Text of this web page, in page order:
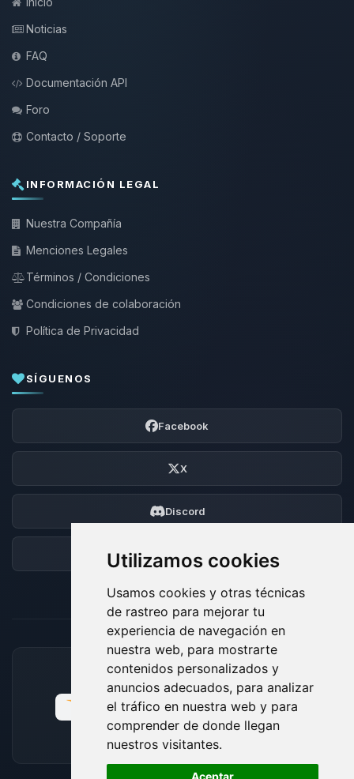
Utilizamos cookies
Usamos cookies y otras técnicas
de rastreo para mejorar tu
experiencia de navegación en
nuestra web, para mostrarte
contenidos personalizados y
anuncios adecuados, para analizar
el tráfico en nuestra web y para
comprender de donde llegan
nuestros visitantes.
Aceptar
Noticias
FAQ
Documentación API
Foro
Contacto / Soporte
INFORMACIÓN LEGAL
Nuestra Compañía
Menciones Legales
Términos / Condiciones
Condiciones de colaboración
Política de Privacidad
SÍGUENOS
Facebook
X
Discord
Foro
MÉTODOS DE PAGO ACEPTADOS
🍪